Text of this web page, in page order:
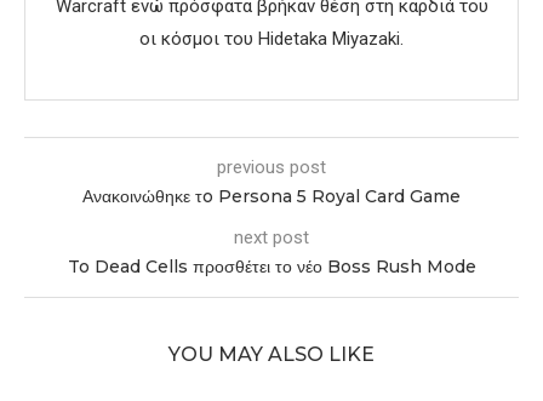
Warcraft ενώ πρόσφατα βρήκαν θέση στη καρδιά του
οι κόσμοι του Hidetaka Miyazaki.
previous post
Ανακοινώθηκε τo Persona 5 Royal Card Game
next post
To Dead Cells προσθέτει το νέο Boss Rush Mode
YOU MAY ALSO LIKE